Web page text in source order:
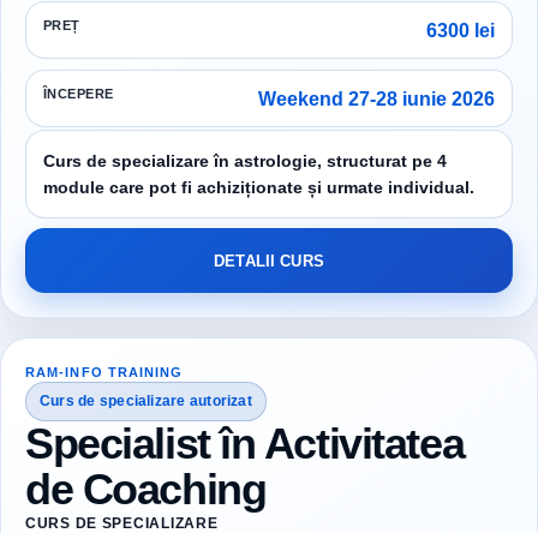
PREȚ 6300 lei
ÎNCEPERE Weekend 27-28 iunie 2026
Curs de specializare în astrologie, structurat pe 4
module care pot fi achiziționate și urmate individual.
DETALII CURS
RAM-INFO TRAINING
Curs de specializare autorizat
Specialist în Activitatea
de Coaching
CURS DE SPECIALIZARE